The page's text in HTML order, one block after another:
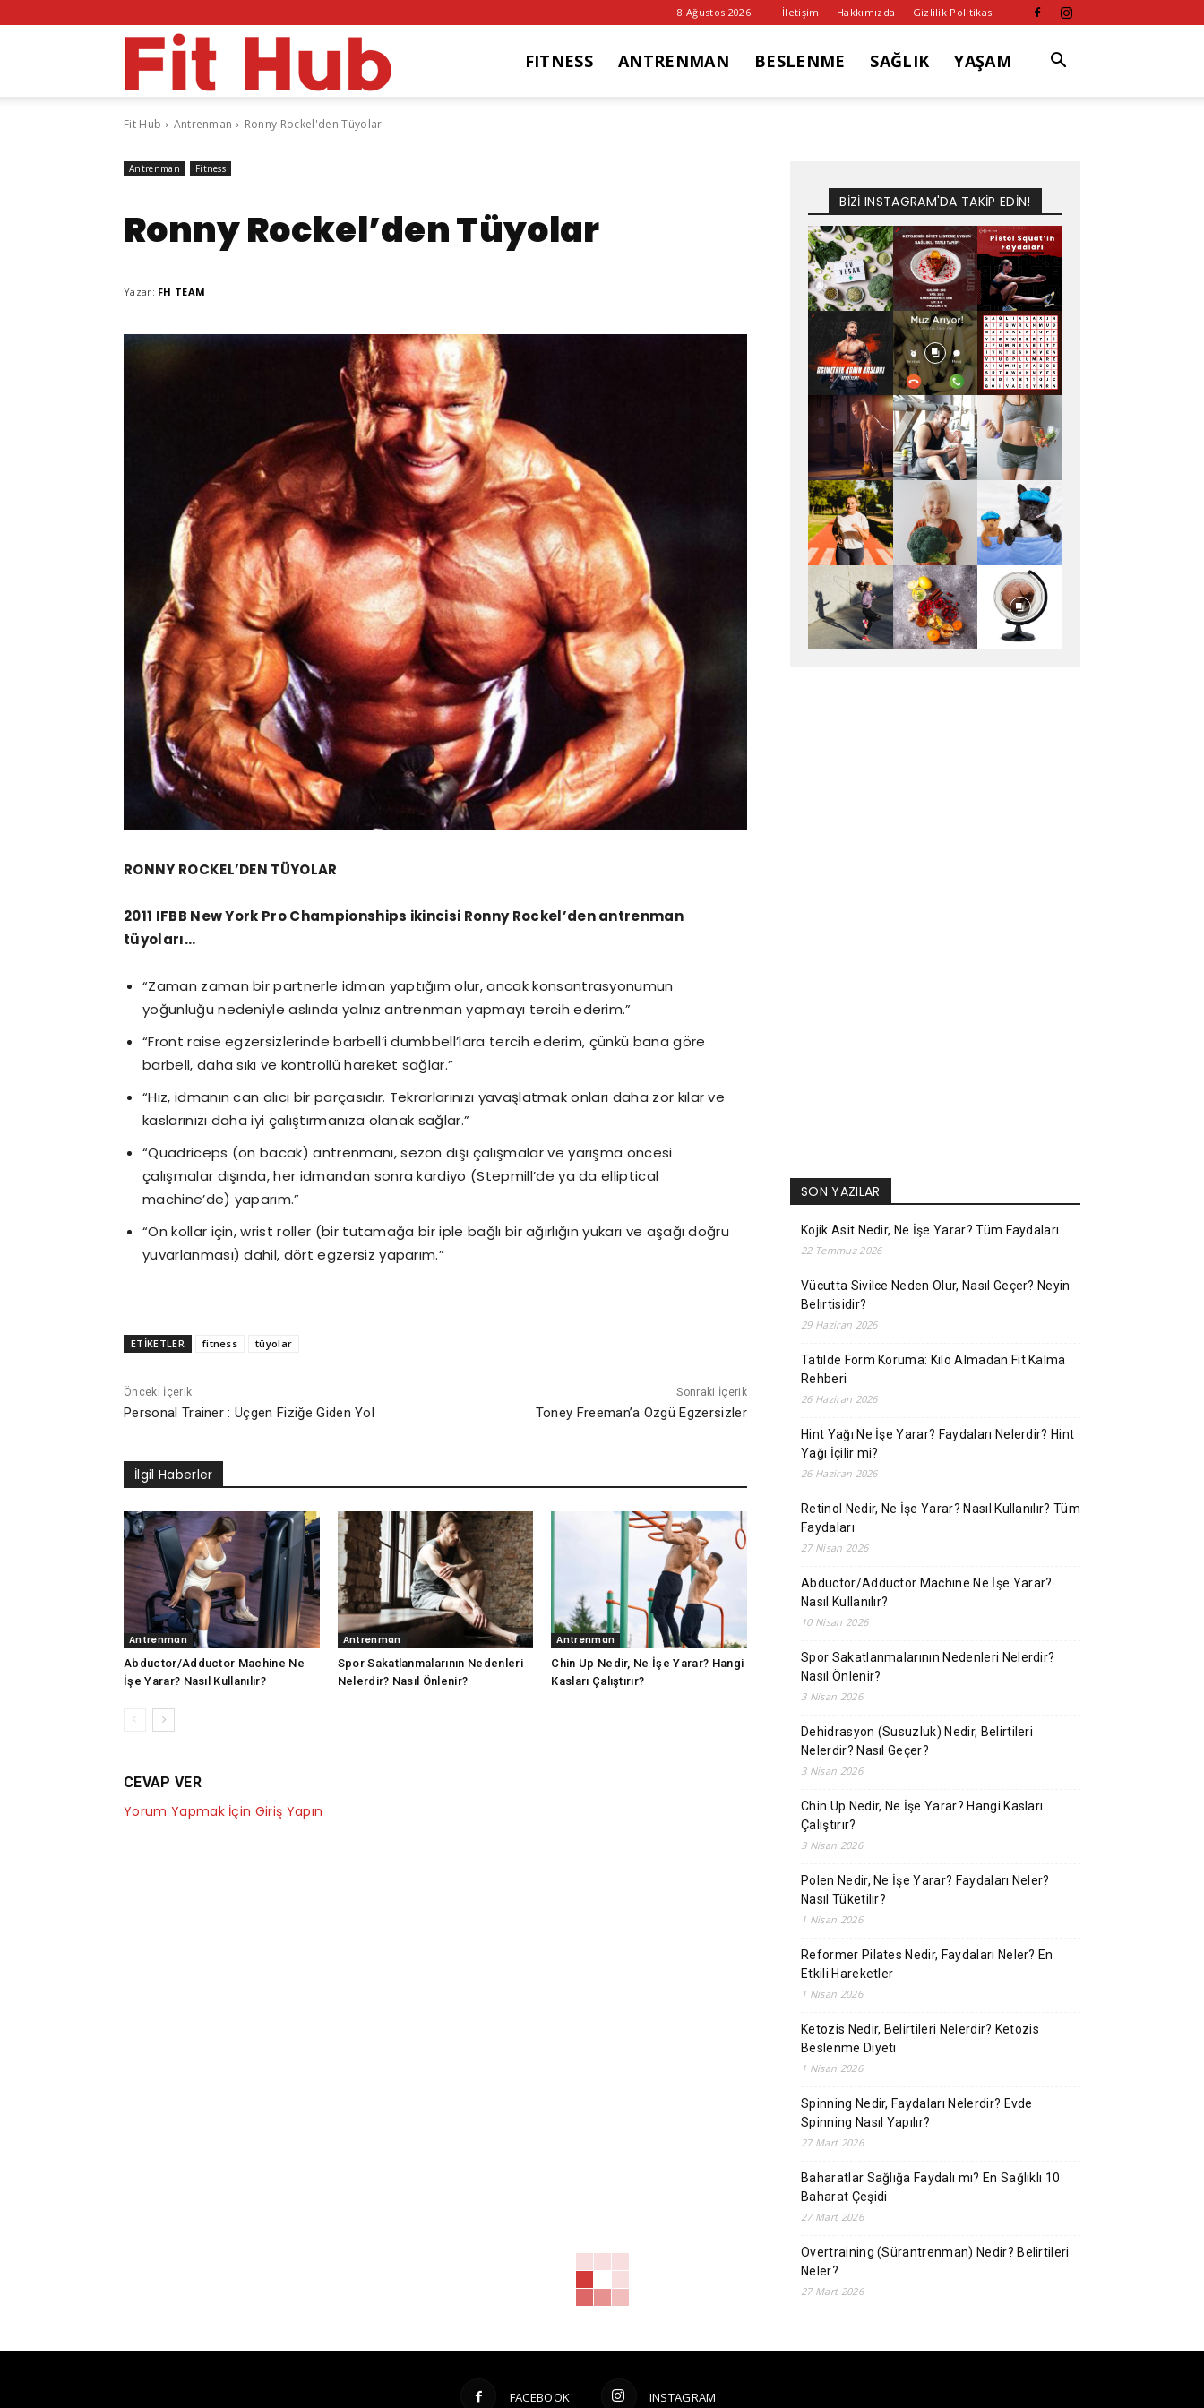
8 Ağustos 2026 İletişim Hakkımızda Gizlilik Politikası
FITNESS ANTRENMAN BESLENME SAĞLIK YAŞAM
Fit Hub Antrenman Ronny Rockel'den Tüyolar
Antrenman Fitness
Ronny Rockel’den Tüyolar
Yazar: FH TEAM
RONNY ROCKEL’DEN TÜYOLAR
2011 IFBB New York Pro Championships ikincisi Ronny Rockel’den antrenman
tüyoları…
“Zaman zaman bir partnerle idman yaptığım olur, ancak konsantrasyonumun
yoğunluğu nedeniyle aslında yalnız antrenman yapmayı tercih ederim.”
“Front raise egzersizlerinde barbell’i dumbbell’lara tercih ederim, çünkü bana göre
barbell, daha sıkı ve kontrollü hareket sağlar.”
“Hız, idmanın can alıcı bir parçasıdır. Tekrarlarınızı yavaşlatmak onları daha zor kılar ve
kaslarınızı daha iyi çalıştırmanıza olanak sağlar.”
“Quadriceps (ön bacak) antrenmanı, sezon dışı çalışmalar ve yarışma öncesi
çalışmalar dışında, her idmandan sonra kardiyo (Stepmill’de ya da elliptical
machine’de) yaparım.”
“Ön kollar için, wrist roller (bir tutamağa bir iple bağlı bir ağırlığın yukarı ve aşağı doğru
yuvarlanması) dahil, dört egzersiz yaparım.”
ETİKETLER fitness tüyolar
Önceki İçerik
Personal Trainer : Üçgen Fiziğe Giden Yol
Sonraki İçerik
Toney Freeman’a Özgü Egzersizler
İlgil Haberler
Antrenman
Abductor/Adductor Machine Ne
İşe Yarar? Nasıl Kullanılır?
Antrenman
Spor Sakatlanmalarının Nedenleri
Nelerdir? Nasıl Önlenir?
Antrenman
Chin Up Nedir, Ne İşe Yarar? Hangi
Kasları Çalıştırır?
CEVAP VER
Yorum Yapmak İçin Giriş Yapın
BİZİ INSTAGRAM'DA TAKİP EDİN!
SON YAZILAR
Kojik Asit Nedir, Ne İşe Yarar? Tüm Faydaları
22 Temmuz 2026
Vücutta Sivilce Neden Olur, Nasıl Geçer? Neyin
Belirtisidir?
29 Haziran 2026
Tatilde Form Koruma: Kilo Almadan Fit Kalma
Rehberi
26 Haziran 2026
Hint Yağı Ne İşe Yarar? Faydaları Nelerdir? Hint
Yağı İçilir mi?
26 Haziran 2026
Retinol Nedir, Ne İşe Yarar? Nasıl Kullanılır? Tüm
Faydaları
27 Nisan 2026
Abductor/Adductor Machine Ne İşe Yarar?
Nasıl Kullanılır?
10 Nisan 2026
Spor Sakatlanmalarının Nedenleri Nelerdir?
Nasıl Önlenir?
3 Nisan 2026
Dehidrasyon (Susuzluk) Nedir, Belirtileri
Nelerdir? Nasıl Geçer?
3 Nisan 2026
Chin Up Nedir, Ne İşe Yarar? Hangi Kasları
Çalıştırır?
3 Nisan 2026
Polen Nedir, Ne İşe Yarar? Faydaları Neler?
Nasıl Tüketilir?
1 Nisan 2026
Reformer Pilates Nedir, Faydaları Neler? En
Etkili Hareketler
1 Nisan 2026
Ketozis Nedir, Belirtileri Nelerdir? Ketozis
Beslenme Diyeti
1 Nisan 2026
Spinning Nedir, Faydaları Nelerdir? Evde
Spinning Nasıl Yapılır?
27 Mart 2026
Baharatlar Sağlığa Faydalı mı? En Sağlıklı 10
Baharat Çeşidi
27 Mart 2026
Overtraining (Sürantrenman) Nedir? Belirtileri
Neler?
27 Mart 2026
FACEBOOK INSTAGRAM